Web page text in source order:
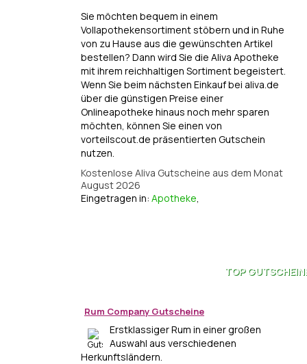
Sie möchten bequem in einem
Vollapothekensortiment stöbern und in Ruhe
von zu Hause aus die gewünschten Artikel
bestellen? Dann wird Sie die Aliva Apotheke
mit ihrem reichhaltigen Sortiment begeistert.
Wenn Sie beim nächsten Einkauf bei aliva.de
über die günstigen Preise einer
Onlineapotheke hinaus noch mehr sparen
möchten, können Sie einen von
vorteilscout.de präsentierten Gutschein
nutzen.
Kostenlose Aliva Gutscheine aus dem Monat
August 2026
Eingetragen in: Apotheke,
TOP
Rum Company Gutscheine
Erstklassiger Rum in einer großen
Auswahl aus verschiedenen
Herkunftsländern.